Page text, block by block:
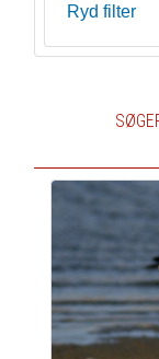
Ryd filter